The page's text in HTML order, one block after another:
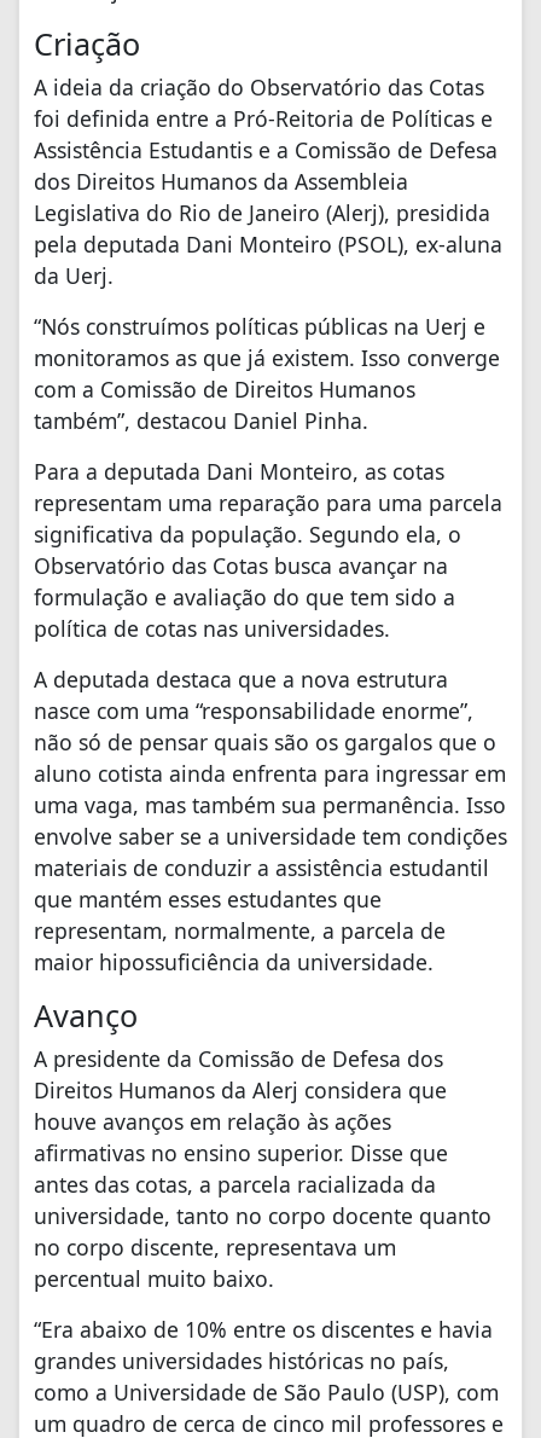
Criação
A ideia da criação do Observatório das Cotas
foi definida entre a Pró-Reitoria de Políticas e
Assistência Estudantis e a Comissão de Defesa
dos Direitos Humanos da Assembleia
Legislativa do Rio de Janeiro (Alerj), presidida
pela deputada Dani Monteiro (PSOL), ex-aluna
da Uerj.
“Nós construímos políticas públicas na Uerj e
monitoramos as que já existem. Isso converge
com a Comissão de Direitos Humanos
também”, destacou Daniel Pinha.
Para a deputada Dani Monteiro, as cotas
representam uma reparação para uma parcela
significativa da população. Segundo ela, o
Observatório das Cotas busca avançar na
formulação e avaliação do que tem sido a
política de cotas nas universidades.
A deputada destaca que a nova estrutura
nasce com uma “responsabilidade enorme”,
não só de pensar quais são os gargalos que o
aluno cotista ainda enfrenta para ingressar em
uma vaga, mas também sua permanência. Isso
envolve saber se a universidade tem condições
materiais de conduzir a assistência estudantil
que mantém esses estudantes que
representam, normalmente, a parcela de
maior hipossuficiência da universidade.
Avanço
A presidente da Comissão de Defesa dos
Direitos Humanos da Alerj considera que
houve avanços em relação às ações
afirmativas no ensino superior. Disse que
antes das cotas, a parcela racializada da
universidade, tanto no corpo docente quanto
no corpo discente, representava um
percentual muito baixo.
“Era abaixo de 10% entre os discentes e havia
grandes universidades históricas no país,
como a Universidade de São Paulo (USP), com
um quadro de cerca de cinco mil professores e